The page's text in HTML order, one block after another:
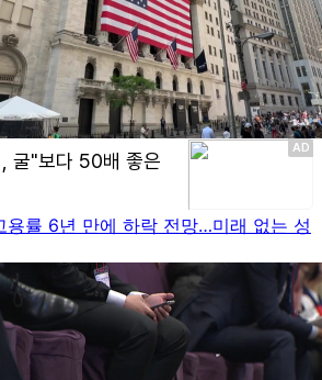
용률 6년 만에 하락 전망…미래 없는 성